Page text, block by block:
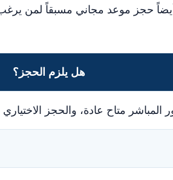
أيضاً حجز موعد مجاني مسبقاً لمن
هل يلزم الحجز؟
المباشر متاح عادة، والحجز